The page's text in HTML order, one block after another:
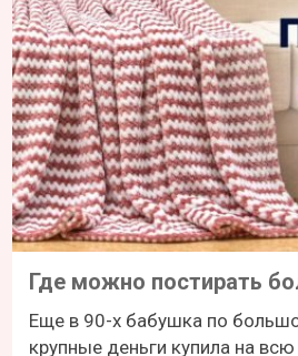
Где можно постирать
Еще в 90-х бабушка по
крупные деньги купила на